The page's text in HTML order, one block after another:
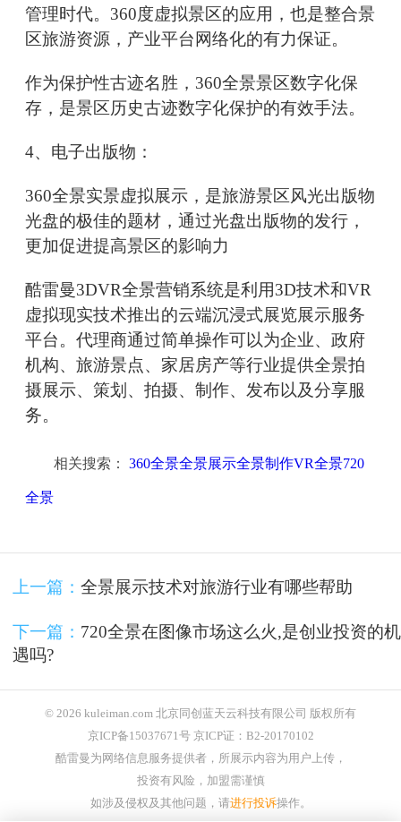
管理时代。360度虚拟景区的应用，也是整合景
区旅游资源，产业平台网络化的有力保证。
作为保护性古迹名胜，360全景景区数字化保
存，是景区历史古迹数字化保护的有效手法。
4、电子出版物：
360全景实景虚拟展示，是旅游景区风光出版物
光盘的极佳的题材，通过光盘出版物的发行，
更加促进提高景区的影响力
酷雷曼3DVR全景营销系统是利用3D技术和VR
虚拟现实技术推出的云端沉浸式展览展示服务
平台。代理商通过简单操作可以为企业、政府
机构、旅游景点、家居房产等行业提供全景拍
摄展示、策划、拍摄、制作、发布以及分享服
务。
相关搜索： 360全景全景展示全景制作VR全景720
全景
上一篇： 全景展示技术对旅游行业有哪些帮助
下一篇： 720全景在图像市场这么火,是创业投资的机
遇吗?
© 2026 kuleiman.com 北京同创蓝天云科技有限公司 版权所有
京ICP备15037671号 京ICP证：B2-20170102
酷雷曼为网络信息服务提供者，所展示内容为用户上传，
投资有风险，加盟需谨慎
如涉及侵权及其他问题，请进行投诉操作。